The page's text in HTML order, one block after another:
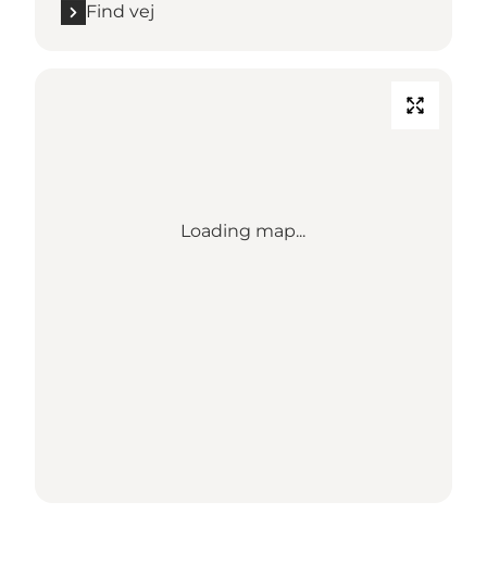
Find vej
Loading map...